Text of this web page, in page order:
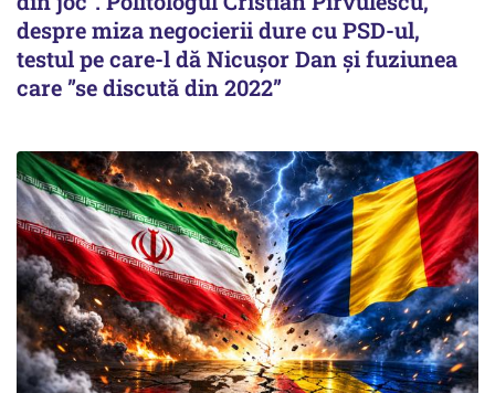
despre miza negocierii dure cu PSD-ul,
testul pe care-l dă Nicușor Dan și fuziunea
care ”se discută din 2022”